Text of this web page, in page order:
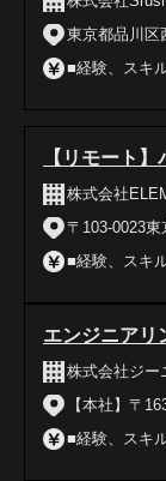
東京都品川
■経験、スキ
【リモート
株式会社
〒103-0023
■経験、スキ
エンジニアリ
株式会社ジー
【本社】〒
■経験、スキ